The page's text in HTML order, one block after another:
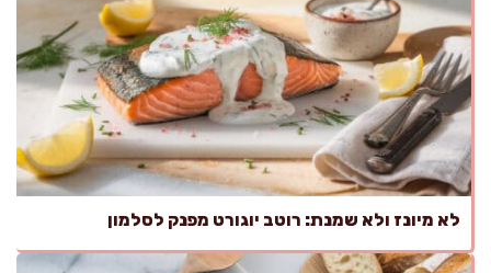
לא מיונז ולא שמנת: רוטב יוגורט מפנק לסלמון